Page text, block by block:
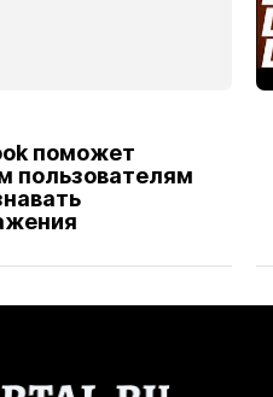
поможет
пользователям